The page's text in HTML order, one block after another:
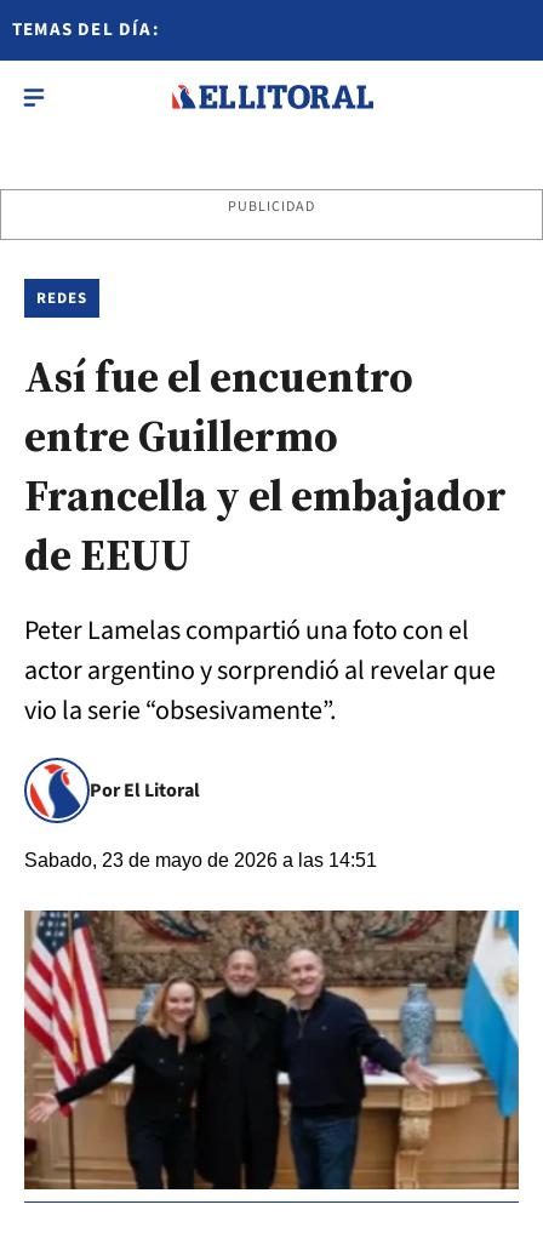
TEMAS DEL DÍA:
PUBLICIDAD
REDES
Así fue el encuentro
entre Guillermo
Francella y el embajador
de EEUU
Peter Lamelas compartió una foto con el
actor argentino y sorprendió al revelar que
vio la serie “obsesivamente”.
Por El Litoral
Sabado, 23 de mayo de 2026 a las 14:51